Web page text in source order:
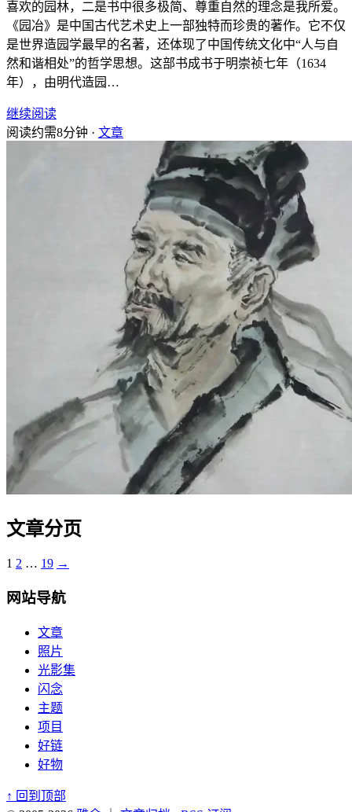
喜欢的园林，二是书中很多极简、尊重自然的理念是我所爱。
《园冶》是中国古代艺术史上一部独特而珍贵的著作。它不仅
是世界造园学最早的名著，还体现了中国传统文化中“人与自
然和谐相处”的哲学思想。这部书成书于明崇祯七年（1634
年），由明代造园…
继续阅读
阅读约需8分钟 · 文章
文章分页
1 2 … 19 →
网站导航
文章
照片
光影集
闪念
主题
项目
好链
好物
↑ 回到顶部